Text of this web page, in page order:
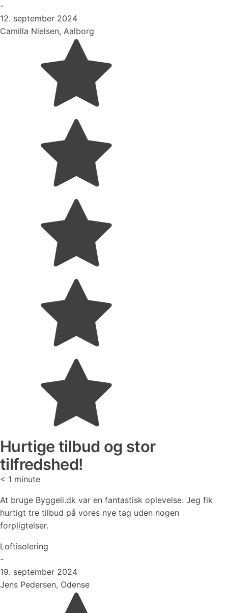
-
12. september 2024
Camilla Nielsen, Aalborg
Hurtige tilbud og stor
tilfredshed!
< 1 minute
At bruge Byggeli.dk var en fantastisk oplevelse. Jeg fik
hurtigt tre tilbud på vores nye tag uden nogen
forpligtelser.
Loftisolering
-
19. september 2024
Jens Pedersen, Odense